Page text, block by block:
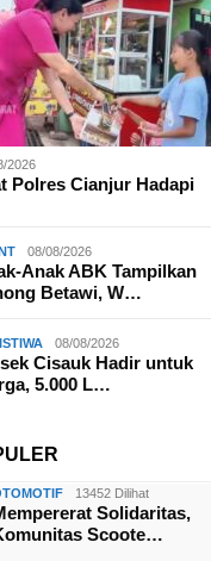
2026
Polres Cianjur Hadapi
08/08/2026
Anak ABK Tampilkan
Betawi, W…
08/08/2026
Cisauk Hadir untuk
5.000 L…
13452 Dilihat
Solidaritas,
Scoote…